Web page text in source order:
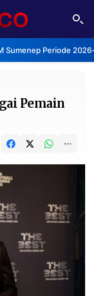
Sumenep Periode
Pemain